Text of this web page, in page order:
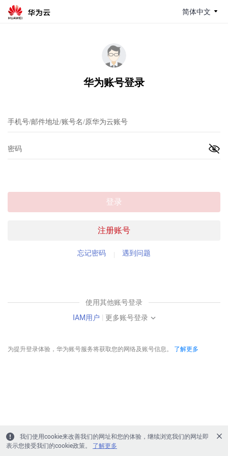
简体中文
华为账号登录
注册账号
登录
忘记密码 遇到问题
使用其他账号登录
IAM用户 | 更多账号登录
为提升登录体验，华为账号服务将获取您的网络及账号信息。 了解更多
我们使用cookie来改善我们的网址和您的体验，继续浏览我们的网址即
表示您接受我们的cookie政策。
了解更多